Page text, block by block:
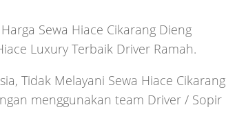
Sewa Hiace Cikarang Dieng
Luxury Terbaik Driver Ramah.
Tidak Melayani Sewa Hiace Cikarang
menggunakan team Driver / Sopir